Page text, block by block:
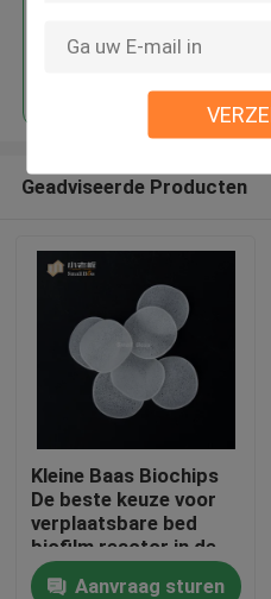
Huis
Geadviseerde Producten
Kleine Baas Biochips
De beste keuze voor
verplaatsbare bed
biofilm reactor in de
aquacultuur
Aanvraag sturen